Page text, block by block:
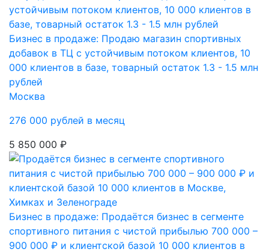
Бизнес в продаже: Продаю магазин спортивных
добавок в ТЦ с устойчивым потоком клиентов, 10
000 клиентов в базе, товарный остаток 1.3 - 1.5 млн
рублей
Москва
276 000 рублей в месяц
5 850 000 ₽
Бизнес в продаже: Продаётся бизнес в сегменте
спортивного питания с чистой прибылью 700 000 –
900 000 ₽ и клиентской базой 10 000 клиентов в